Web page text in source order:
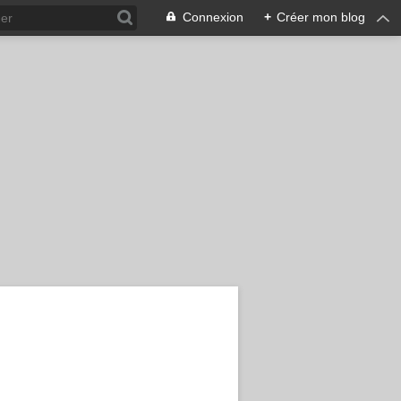
Connexion + Créer mon blog